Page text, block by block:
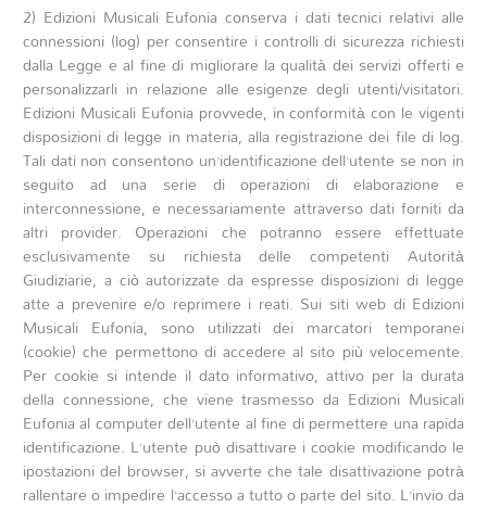
2) Edizioni Musicali Eufonia conserva i dati tecnici relativi alle
connessioni (log) per consentire i controlli di sicurezza richiesti
dalla Legge e al fine di migliorare la qualità dei servizi offerti e
personalizzarli in relazione alle esigenze degli utenti/visitatori.
Edizioni Musicali Eufonia provvede, in conformità con le vigenti
disposizioni di legge in materia, alla registrazione dei file di log.
Tali dati non consentono un’identificazione dell’utente se non in
seguito ad una serie di operazioni di elaborazione e
interconnessione, e necessariamente attraverso dati forniti da
altri provider. Operazioni che potranno essere effettuate
esclusivamente su richiesta delle competenti Autorità
Giudiziarie, a ciò autorizzate da espresse disposizioni di legge
atte a prevenire e/o reprimere i reati. Sui siti web di Edizioni
Musicali Eufonia, sono utilizzati dei marcatori temporanei
(cookie) che permettono di accedere al sito più velocemente.
Per cookie si intende il dato informativo, attivo per la durata
della connessione, che viene trasmesso da Edizioni Musicali
Eufonia al computer dell’utente al fine di permettere una rapida
identificazione. L’utente può disattivare i cookie modificando le
ipostazioni del browser, si avverte che tale disattivazione potrà
rallentare o impedire l’accesso a tutto o parte del sito. L’invio da